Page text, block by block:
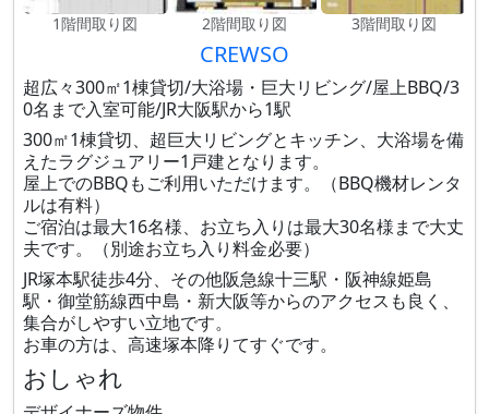
1階間取り図 2階間取り図 3階間取り図
CREWSO
超広々300㎡1棟貸切/大浴場・巨大リビング/屋上BBQ/3
0名まで入室可能/JR大阪駅から1駅
300㎡1棟貸切、超巨大リビングとキッチン、大浴場を備
えたラグジュアリー1戸建となります。
屋上でのBBQもご利用いただけます。（BBQ機材レンタ
ルは有料）
ご宿泊は最大16名様、お立ち入りは最大30名様まで大丈
夫です。（別途お立ち入り料金必要）
JR塚本駅徒歩4分、その他阪急線十三駅・阪神線姫島
駅・御堂筋線西中島・新大阪等からのアクセスも良く、
集合がしやすい立地です。
お車の方は、高速塚本降りてすぐです。
おしゃれ